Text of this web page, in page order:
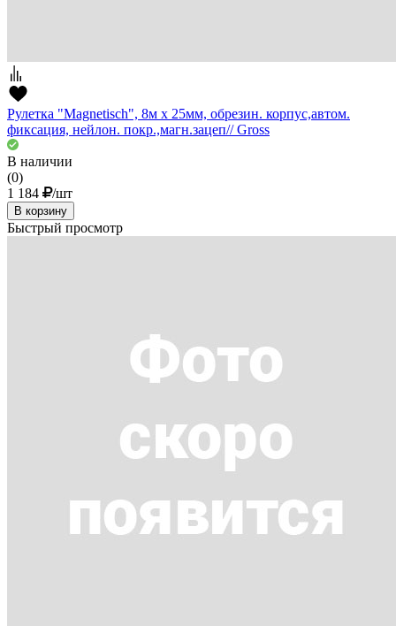
Рулетка "Magnetisch", 8м х 25мм, обрезин. корпус,автом.
фиксация, нейлон. покр.,магн.зацеп// Gross
В наличии
(0)
1 184
/шт
В корзину
Быстрый просмотр